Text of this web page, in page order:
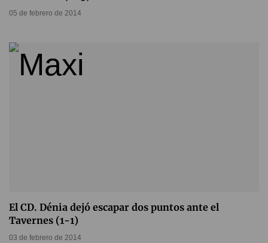
05 de febrero de 2014
El CD. Dénia dejó escapar dos puntos ante el
Tavernes (1-1)
03 de febrero de 2014